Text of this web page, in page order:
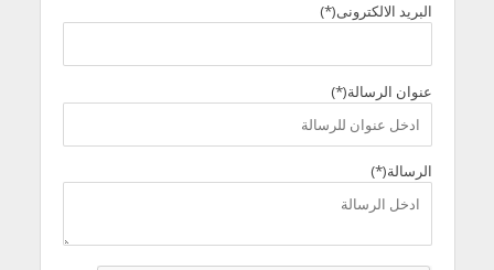
البريد الالكترونى(*)
عنوان الرسالة(*)
الرسالة(*)